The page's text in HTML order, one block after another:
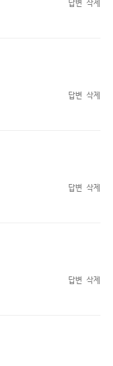
답변 삭제
답변 삭제
답변 삭제
답변 삭제